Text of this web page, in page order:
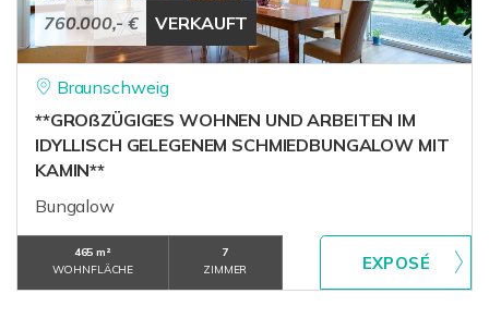
760.000,- € VERKAUFT
Braunschweig
**GROßZÜGIGES WOHNEN UND ARBEITEN IM
IDYLLISCH GELEGENEM SCHMIEDBUNGALOW MIT
KAMIN**
Bungalow
465 m²
WOHNFLÄCHE
7
ZIMMER